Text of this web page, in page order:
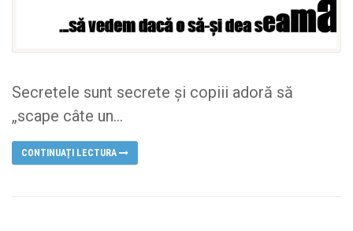
Secretele sunt secrete și copiii adoră să
„scape câte un...
CONTINUAȚI LECTURA